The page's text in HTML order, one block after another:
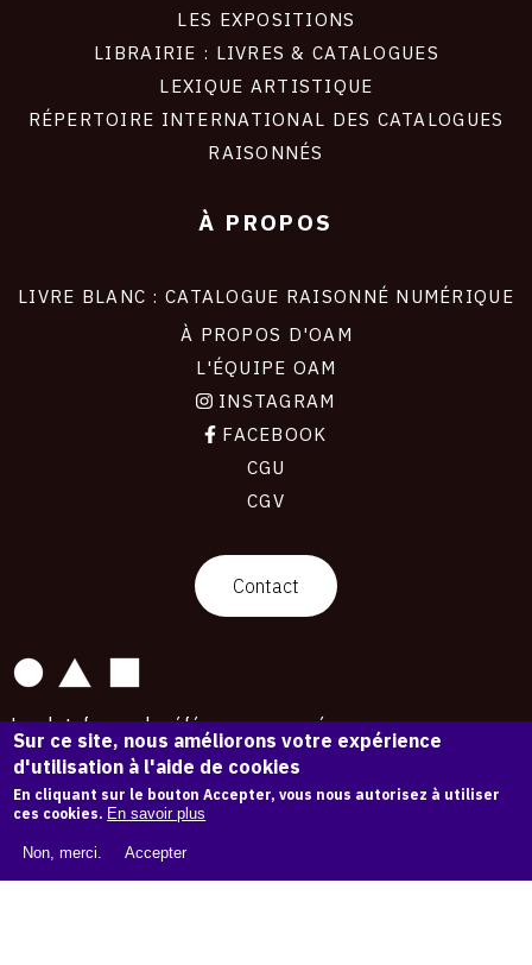
LES EXPOSITIONS
LIBRAIRIE : LIVRES & CATALOGUES
LEXIQUE ARTISTIQUE
RÉPERTOIRE INTERNATIONAL DES CATALOGUES
RAISONNÉS
À PROPOS
LIVRE BLANC : CATALOGUE RAISONNÉ NUMÉRIQUE
À PROPOS D'OAM
L'ÉQUIPE OAM
INSTAGRAM
FACEBOOK
CGU
CGV
Contact
La plateforme de référence pour créer,
conserver et promouvoir l'Histoire de l'Art.
Des catalogues raisonnés aux archives
d'expositions.
43 254 œuvres d'art — 7 587 expositions
Copyright © OAM 2026. Tous droits réservés.
Sur ce site, nous améliorons votre expérience
d'utilisation à l'aide de cookies
En cliquant sur le bouton Accepter, vous nous autorisez à utiliser
ces cookies. En savoir plus
Non, merci. Accepter